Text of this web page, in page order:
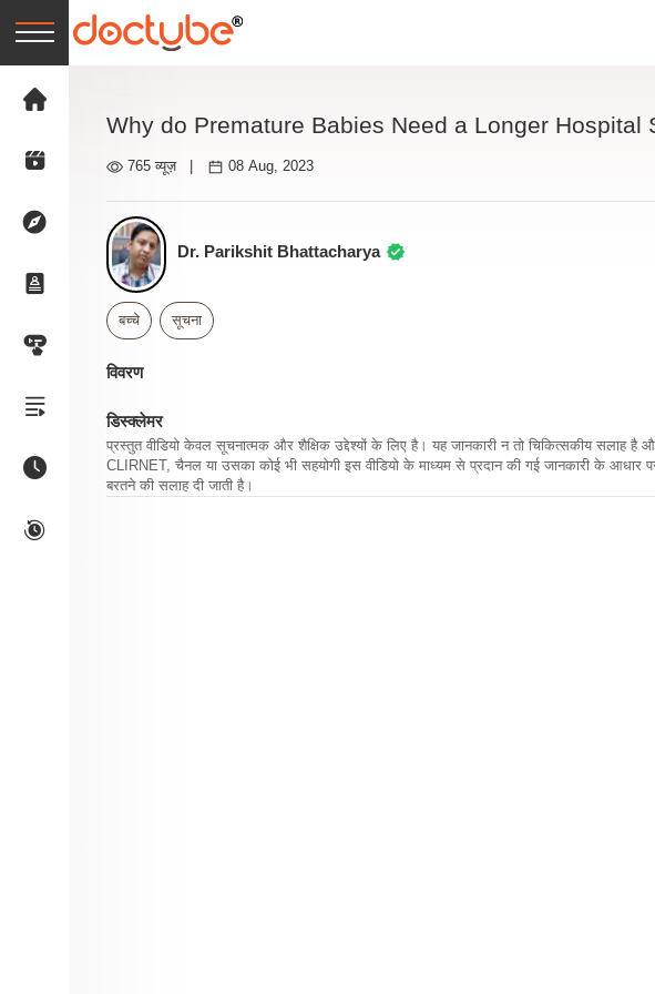
Why do Premature Babies Need a Longer Hospital
765 व्यूज़ 08 Aug, 2023
Dr. Parikshit Bhattacharya
बच्चे सूचना
विवरण
डिस्क्लेमर
प्रस्तुत वीडियो केवल सूचनात्मक और शैक्षिक उद्देश्यों के लिए है। यह जानकारी न तो चिकित्सकीय सलाह है
CLIRNET, चैनल या उसका कोई भी सहयोगी इस वीडियो के माध्यम से प्रदान की गई जानकारी के आधार पर
बरतने की सलाह दी जाती है।